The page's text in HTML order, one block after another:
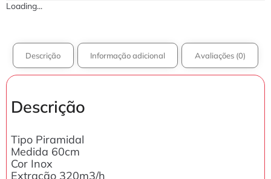
Loading...
Descrição Informação adicional Avaliações (0)
Descrição
Tipo Piramidal
Medida 60cm
Cor Inox
Extração 320m3/h